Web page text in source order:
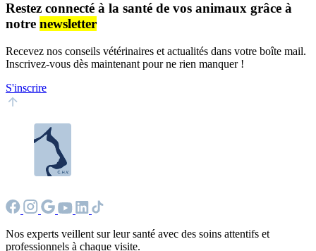
Restez connecté à la santé de vos animaux grâce à
notre newsletter
Recevez nos conseils vétérinaires et actualités dans votre boîte mail.
Inscrivez-vous dès maintenant pour ne rien manquer !
S'inscrire
Nos experts veillent sur leur santé avec des soins attentifs et
professionnels à chaque visite.